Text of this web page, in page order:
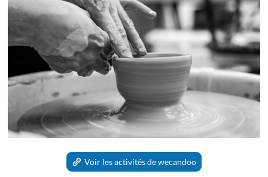
Voir les activités de wecandoo